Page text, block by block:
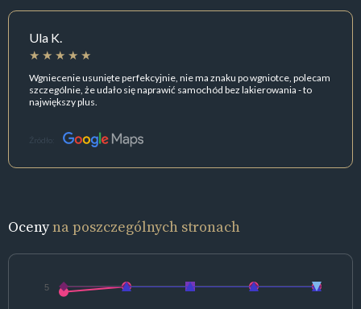
Ula K.
Wgniecenie usunięte perfekcyjnie, nie ma znaku po wgniotce, polecam
szczególnie, że udało się naprawić samochód bez lakierowania - to
największy plus.
Źródło:
Ocenyna poszczególnych stronach
5